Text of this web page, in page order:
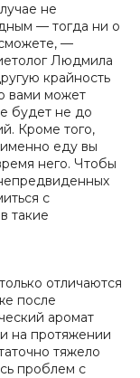
не
— тогда ни о
—
Людмила
крайность
вами может
будет не до
Кроме того,
еду вы
него. Чтобы
с
такие
отличаются
после
аромат
на протяжении
тяжело
проблем с